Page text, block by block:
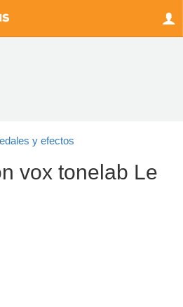
y efectos
vox tonelab Le